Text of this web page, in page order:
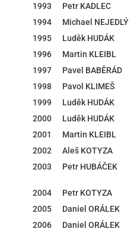
1993
Petr KADLEC
1994
Michael NEJEDLÝ
1995
Luděk HUDÁK
1996
Martin KLEIBL
1997
Pavel BABĚRÁD
1998
Pavol KLIMEŠ
1999
Luděk HUDÁK
2000
Luděk HUDÁK
2001
Martin KLEIBL
2002
Aleš KOTYZA
2003
Petr HUBÁČEK
2004
Petr KOTYZA
2005
Daniel ORÁLEK
2006
Daniel ORÁLEK